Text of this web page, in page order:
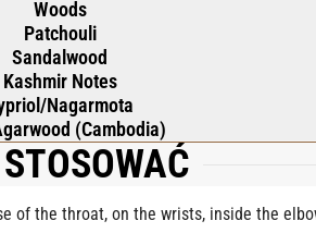
Woods
Patchouli
Sandalwood
Kashmir Notes
Nagarmota
(Cambodia)
of the throat, on the wrists, inside the